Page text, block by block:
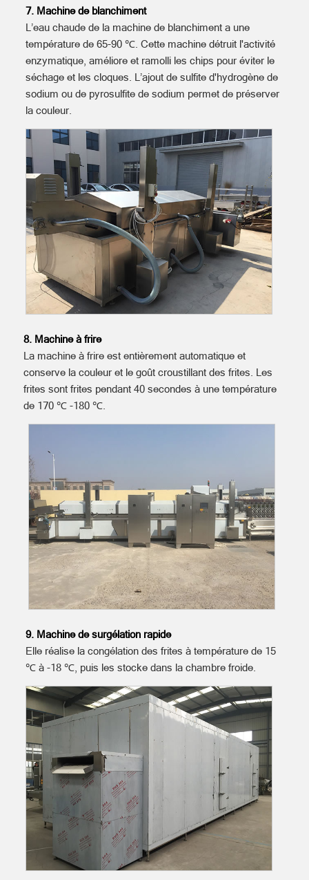
7. Machine de blanchiment
L’eau chaude de la machine de blanchiment a une
température de 65-90 ℃. Cette machine détruit l'activité
enzymatique, améliore et ramolli les chips pour éviter le
séchage et les cloques. L’ajout de sulfite d'hydrogène de
sodium ou de pyrosulfite de sodium permet de préserver
la couleur.
8. Machine à frire
La machine à frire est entièrement automatique et
conserve la couleur et le goût croustillant des frites. Les
frites sont frites pendant 40 secondes à une température
de 170 ℃ -180 ℃.
9. Machine de surgélation rapide
Elle réalise la congélation des frites à température de 15
℃ à -18 ℃, puis les stocke dans la chambre froide.